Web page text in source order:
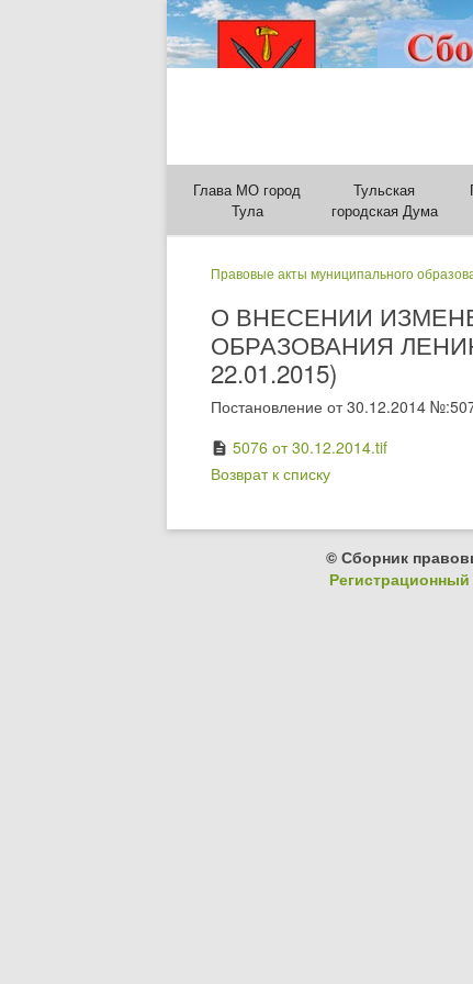
Глава МО город
Тула
Тульская
городская Дума
Правовые акты муниципального
О ВНЕСЕНИИ
ОБРАЗОВАНИЯ
22.01.2015)
Постановление от 30.12.2014
description 5076 от 30.12.2014.tif
Возврат к списку
© Сборник